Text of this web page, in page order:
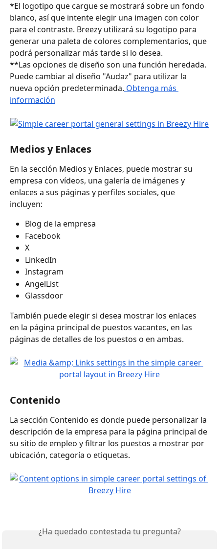
*El logotipo que cargue se mostrará sobre un fondo
blanco, así que intente elegir una imagen con color
para el contraste. Breezy utilizará su logotipo para
generar una paleta de colores complementarios, que
podrá personalizar más tarde si lo desea.
**Las opciones de diseño son una función heredada.
Puede cambiar al diseño "Audaz" para utilizar la
nueva opción predeterminada. Obtenga más
información
Medios y Enlaces
En la sección Medios y Enlaces, puede mostrar su
empresa con vídeos, una galería de imágenes y
enlaces a sus páginas y perfiles sociales, que
incluyen:
Blog de la empresa
Facebook
X
LinkedIn
Instagram
AngelList
Glassdoor
También puede elegir si desea mostrar los enlaces
en la página principal de puestos vacantes, en las
páginas de detalles de los puestos o en ambas.
Contenido
La sección Contenido es donde puede personalizar la
descripción de la empresa para la página principal de
su sitio de empleo y filtrar los puestos a mostrar por
ubicación, categoría o etiquetas.
¿Ha quedado contestada tu pregunta?